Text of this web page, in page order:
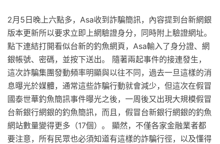
2月5日晚上六點多，Asa收到詐騙簡訊，內容提到台新網銀
版本更新所以要求立即上網驗證身分，同時附上驗證網址。
點下連結打開看似台新的釣魚網頁，Asa輸入了身分證、網
銀帳號、密碼，並按下送出。 隨著兩起事件的接連發生，
這次詐騙集團發動頻率明顯與以往不同，過去一旦這樣的消
息曝光於媒體，通常這些詐騙行動就會減少，但這次在假冒
國泰世華釣魚簡訊事件曝光之後，一周後又出現大規模假冒
台新銀行網銀的釣魚簡訊，而且，假冒台新銀行網銀的釣魚
網站數量變得更多（17個）。 顯然，不僅各家金融業者都
要注意，所有民眾也必須知道有這樣的詐騙行徑，以及懂得